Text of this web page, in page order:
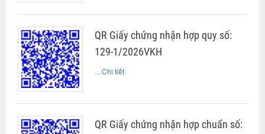
QR Giấy chứng nhận hợp quy số:
129-1/2026VKH
... Chi tiết
QR Giấy chứng nhận hợp chuẩn số: